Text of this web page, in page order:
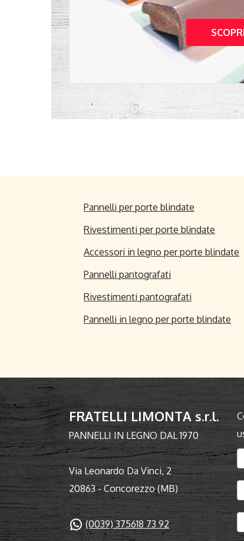
SCOPRI
Pannelli per porte blindate
Rivestimenti per porte blindate
Accessori in legno per porte blindate
Pannelli pantografati
Rivestimenti pantografati
Pannelli in legno per porte blindate
FRATELLI LIMONTA s.r.l.
PANNELLI IN LEGNO DAL 1970
Via Leonardo Da Vinci, 2
20863 - Concorezzo (MB)
(0039) 375618 73 92